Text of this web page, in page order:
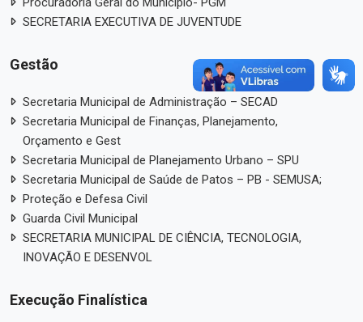
SECRETARIA EXECUTIVA DE JUVENTUDE
Gestão
Secretaria Municipal de Administração – SECAD
Secretaria Municipal de Finanças, Planejamento,
Orçamento e Gest
Secretaria Municipal de Planejamento Urbano – SPU
Secretaria Municipal de Saúde de Patos – PB - SEMUSA;
Proteção e Defesa Civil
Guarda Civil Municipal
SECRETARIA MUNICIPAL DE CIÊNCIA, TECNOLOGIA,
INOVAÇÃO E DESENVOL
Execução Finalística